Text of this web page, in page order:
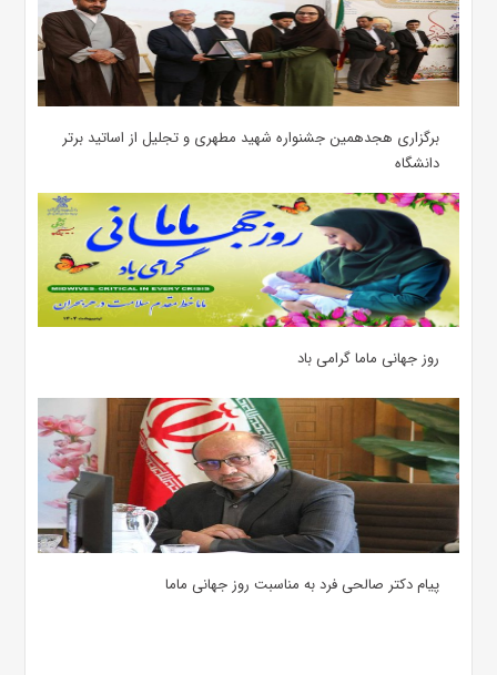
برگزاری هجدهمین جشنواره شهید مطهری و تجلیل از اساتید برتر
دانشگاه
روز جهانی ماما گرامی باد
پیام دکتر صالحی فرد به مناسبت روز جهانی ماما